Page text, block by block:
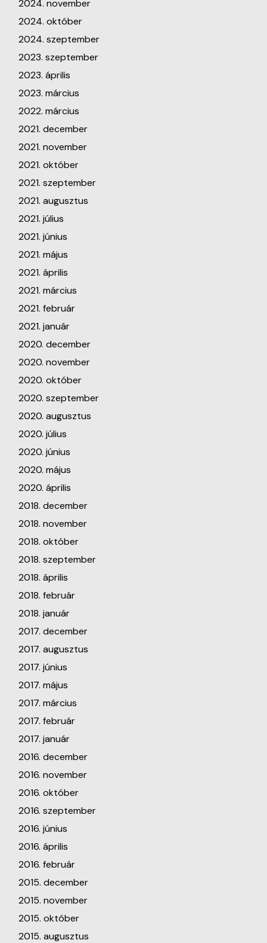
2024. november
2024. október
2024. szeptember
2023. szeptember
2023. április
2023. március
2022. március
2021. december
2021. november
2021. október
2021. szeptember
2021. augusztus
2021. július
2021. június
2021. május
2021. április
2021. március
2021. február
2021. január
2020. december
2020. november
2020. október
2020. szeptember
2020. augusztus
2020. július
2020. június
2020. május
2020. április
2018. december
2018. november
2018. október
2018. szeptember
2018. április
2018. február
2018. január
2017. december
2017. augusztus
2017. június
2017. május
2017. március
2017. február
2017. január
2016. december
2016. november
2016. október
2016. szeptember
2016. június
2016. április
2016. február
2015. december
2015. november
2015. október
2015. augusztus